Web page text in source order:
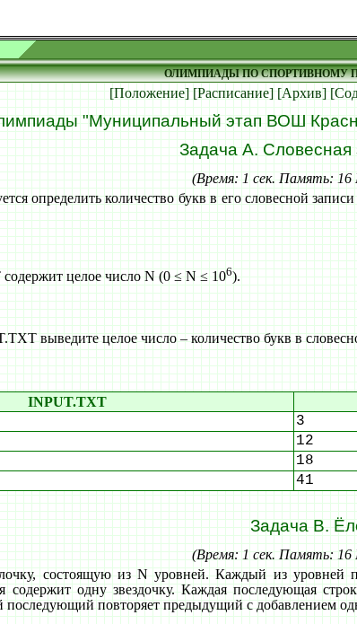
ОЛИМПИАДЫ ПО СПОРТИВНОМУ
[Положение] [Расписание] [Архив]
"Муниципальный этап ВОШ
Задача A. Словесная
(Время: 1 сек. Память:
определить количество букв в его словесной
целое число N (0 ≤ N ≤ 106).
выведите целое число – количество букв в
INPUT.TXT
3
12
18
41
Задача B.
(Время: 1 сек. Память:
состоящую из N уровней. Каждый из уровней
содержит одну звездочку. Каждая последующая
последующий повторяет предыдущий с добавлением